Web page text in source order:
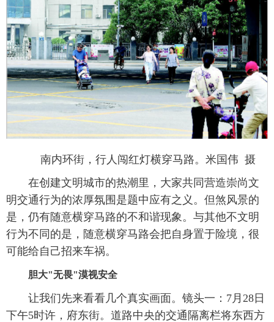
看天下 晋月读 最太原 网罗民生
太原日报 太原晚报 热评 社区
南内环街，行人闯红灯横穿马路。米国伟 摄
在创建文明城市的热潮里，大家共同营造崇尚文
明交通行为的浓厚氛围是题中应有之义。但煞风景的
是，仍有随意横穿马路的不和谐现象。与其他不文明
行为不同的是，随意横穿马路会把自身置于险境，很
可能给自己招来车祸。
胆大"无畏"漠视安全
让我们先来看看几个真实画面。镜头一：7月28日
下午5时许，府东街。道路中央的交通隔离栏将东西方